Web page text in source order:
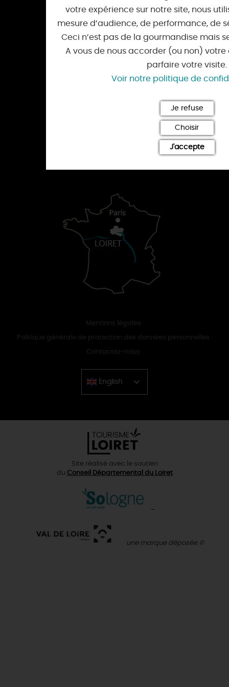
Espace pro
Tourisme Loiret
45000 Orléans
info@tourismeloiret.com
Mentions légales
Politique générale de protection des données personnelles
Contactez-nous
English
Chinese
Site réalisé avec le soutien
du Conseil Départemental du Loiret
une marque déposée ©
votre expérience sur notre site, nous
mesure d’audience, de performance, de
Ceci n’est pas de la gourmandise mais
A vous de nous accorder (ou non)
parfaire votre visite.
Voir notre politique de
Je refuse
Choisir
J'accepte